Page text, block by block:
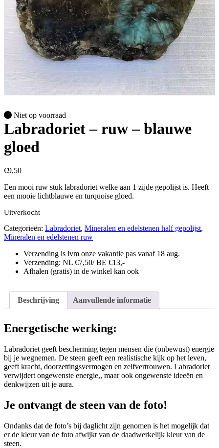
Niet op voorraad
Labradoriet – ruw – blauwe
gloed
€9,50
Een mooi ruw stuk labradoriet welke aan 1 zijde gepolijst is. Heeft
een mooie lichtblauwe en turquoise gloed.
Uitverkocht
Categorieën: Labradoriet, Mineralen en edelstenen half gepolijst,
Mineralen en edelstenen ruw
Verzending is ivm onze vakantie pas vanaf 18 aug.
Verzending: NL €7,50/ BE €13,-
Afhalen (gratis) in de winkel kan ook
Beschrijving Aanvullende informatie
Energetische werking:
Labradoriet geeft bescherming tegen mensen die (onbewust) energie
bij je wegnemen. De steen geeft een realistische kijk op het leven,
geeft kracht, doorzettingsvermogen en zelfvertrouwen. Labradoriet
verwijdert ongewenste energie,, maar ook ongewenste ideeën en
denkwijzen uit je aura.
Je ontvangt de steen van de foto!
Ondanks dat de foto’s bij daglicht zijn genomen is het mogelijk dat
er de kleur van de foto afwijkt van de daadwerkelijk kleur van de
steen.